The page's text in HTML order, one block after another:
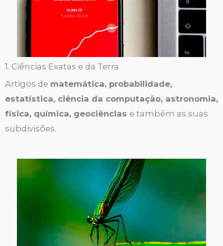
1. Ciências Exatas e da Terra
Artigos de matemática, probabilidade,
estatística, ciência da computação, astronomia,
física, química, geociências e também as suas
subdivisões.